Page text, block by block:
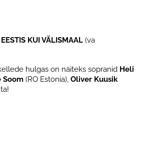
KUI VÄLISMAAL (va
hulgas on näiteks sopranid Heli
Soom (RO Estonia), Oliver Kuusik